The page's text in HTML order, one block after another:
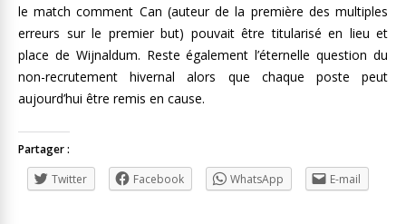
le match comment Can (auteur de la première des multiples
erreurs sur le premier but) pouvait être titularisé en lieu et
place de Wijnaldum. Reste également l’éternelle question du
non-recrutement hivernal alors que chaque poste peut
aujourd’hui être remis en cause.
Partager :
Twitter
Facebook WhatsApp E-mail